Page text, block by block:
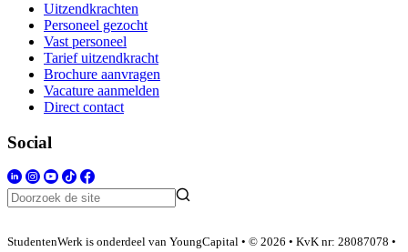
Uitzendkrachten
Personeel gezocht
Vast personeel
Tarief uitzendkracht
Brochure aanvragen
Vacature aanmelden
Direct contact
Social
StudentenWerk is onderdeel van YoungCapital • © 2026 • KvK nr: 28087078 •